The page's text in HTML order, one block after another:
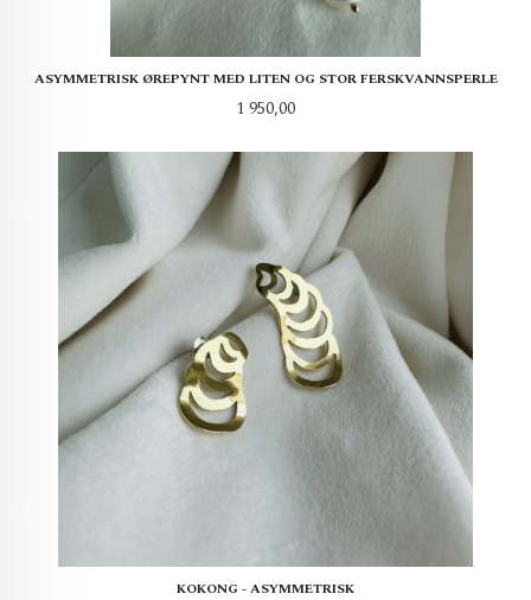
ASYMMETRISK ØREPYNT MED LITEN OG STOR FERSKVANNSPERLE
Pris
1 950,00
KOKONG - ASYMMETRISK